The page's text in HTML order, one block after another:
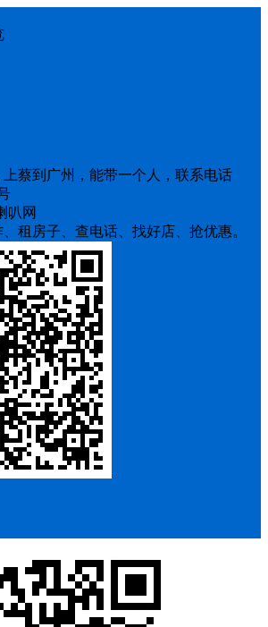
蔡到广州，能带一个人，联系电话
叭网
租房子、查电话、找好店、抢优惠。